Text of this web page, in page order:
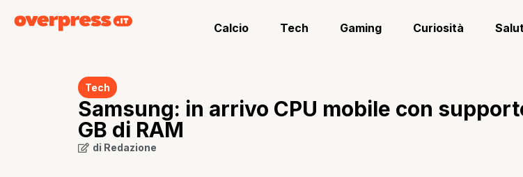
Calcio Tech Gaming Curiosità
Tech
Samsung: in arrivo CPU mobile con
GB di RAM
di Redazione